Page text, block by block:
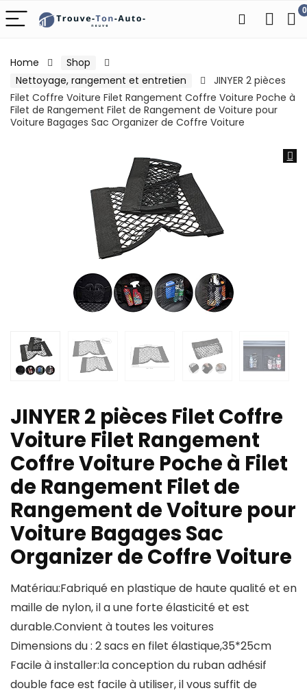
0
Home
Shop
Nettoyage, rangement et entretien
JINYER 2 pièces
Filet Coffre Voiture Filet Rangement Coffre Voiture Poche à
Filet de Rangement Filet de Rangement de Voiture pour
Voiture Bagages Sac Organizer de Coffre Voiture
JINYER 2 pièces Filet Coffre
Voiture Filet Rangement
Coffre Voiture Poche à Filet
de Rangement Filet de
Rangement de Voiture pour
Voiture Bagages Sac
Organizer de Coffre Voiture
Matériau:Fabriqué en plastique de haute qualité et en
maille de nylon, il a une forte élasticité et est
durable.Convient à toutes les voitures
Dimensions du : 2 sacs en filet élastique,35*25cm
Facile à installer:la conception du ruban adhésif
double face est facile à utiliser, il vous suffit de